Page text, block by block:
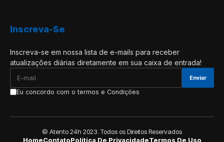
Inscreva-Se
Inscreva-se em nossa lista de e-mails para receber
atualizações diárias diretamente em sua caixa de entrada!
Eu concordo com o termos e Condições
© Atento 24h 2023. Todos os Direitos Reservados
HomeContatoPolítica De PrivacidadeTermos De Uso